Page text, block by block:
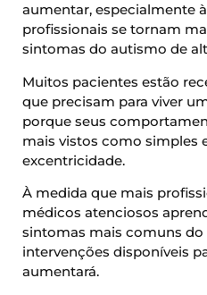
aumentar, especialmente
profissionais se tornam
sintomas do autismo de
Muitos pacientes estão
que precisam para viver
porque seus
mais vistos como simples
excentricidade.
À medida que mais
médicos atenciosos
sintomas mais comuns
intervenções disponíveis
aumentará.